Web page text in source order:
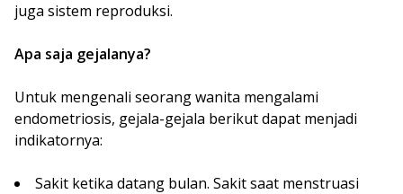
juga sistem reproduksi.
Apa saja gejalanya?
Untuk mengenali seorang wanita mengalami
endometriosis, gejala-gejala berikut dapat menjadi
indikatornya:
Sakit ketika datang bulan. Sakit saat menstruasi